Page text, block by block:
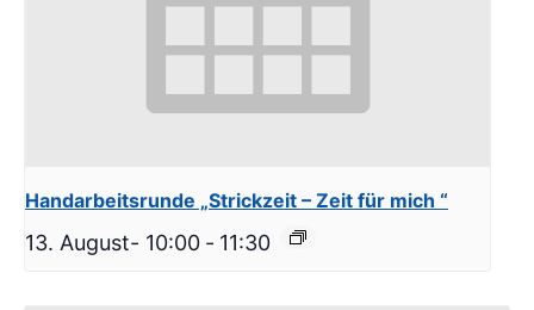
Handarbeitsrunde „Strickzeit – Zeit für mich “
13. August- 10:00 - 11:30